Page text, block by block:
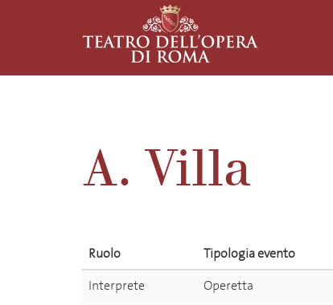
A. Villa
Ruolo Tipologia evento
Interprete
Operetta